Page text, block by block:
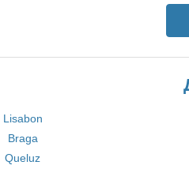
Lisabon
Braga
Queluz